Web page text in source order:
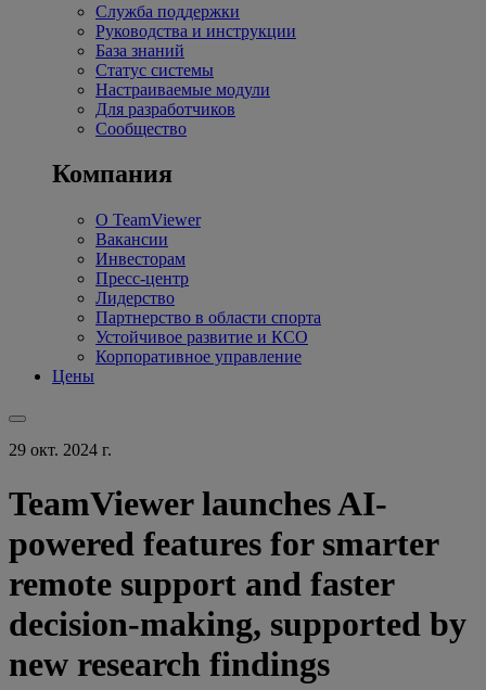
Служба поддержки
Руководства и инструкции
База знаний
Статус системы
Настраиваемые модули
Для разработчиков
Сообщество
Компания
О TeamViewer
Вакансии
Инвесторам
Пресс-центр
Лидерство
Партнерство в области спорта
Устойчивое развитие и КСО
Корпоративное управление
Цены
29 окт. 2024 г.
TeamViewer launches AI-
powered features for smarter
remote support and faster
decision-making, supported by
new research findings